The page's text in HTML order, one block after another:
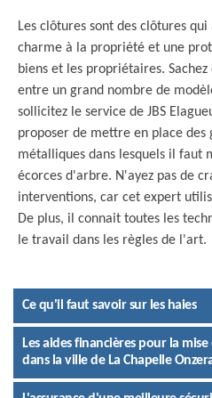
Les clôtures sont des clôtures
charme à la propriété et une
biens et les propriétaires.
entre un grand nombre de
sollicitez le service de JBS
proposer de mettre en place des
métalliques dans lesquels il faut
écorces d'arbre. N'ayez pas de
interventions, car cet expert
De plus, il connait toutes les
le travail dans les règles de l'art.
Ce qu'il faut savoir sur les haies
Les aides financières pour la
dans la ville de La Chapelle